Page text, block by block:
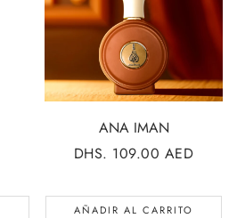
ANA IMAN
PRECIO
DHS. 109.00 AED
AÑADIR AL CARRITO